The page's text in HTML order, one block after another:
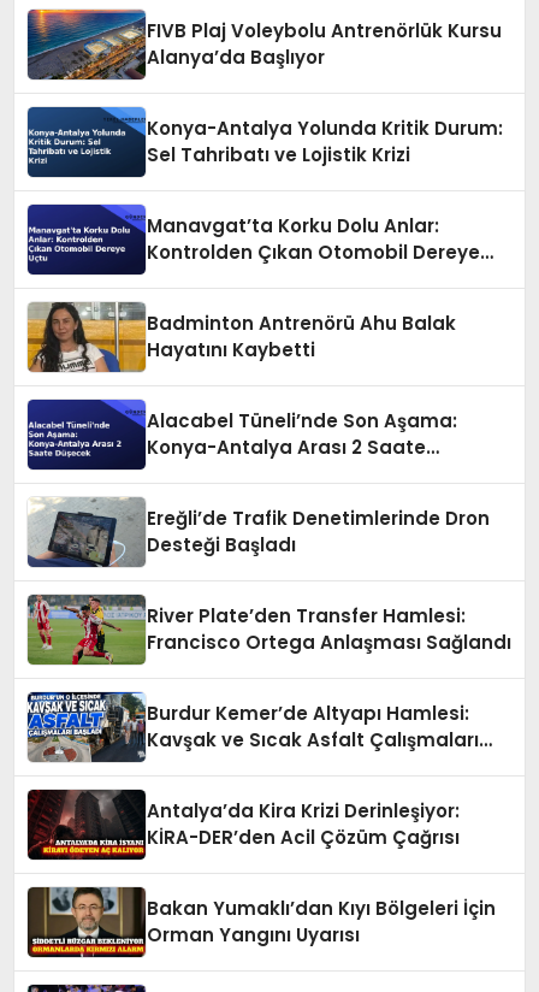
FIVB Plaj Voleybolu Antrenörlük Kursu
Alanya’da Başlıyor
Konya-Antalya Yolunda Kritik Durum:
Sel Tahribatı ve Lojistik Krizi
Manavgat’ta Korku Dolu Anlar:
Kontrolden Çıkan Otomobil Dereye
Badminton Antrenörü Ahu Balak
Hayatını Kaybetti
Alacabel Tüneli’nde Son Aşama:
Konya-Antalya Arası 2 Saate
Ereğli’de Trafik Denetimlerinde Dron
Desteği Başladı
River Plate’den Transfer Hamlesi:
Francisco Ortega Anlaşması Sağlandı
Burdur Kemer’de Altyapı Hamlesi:
Kavşak ve Sıcak Asfalt Çalışmaları
Antalya’da Kira Krizi Derinleşiyor:
KİRA-DER’den Acil Çözüm Çağrısı
Bakan Yumaklı’dan Kıyı Bölgeleri İçin
Orman Yangını Uyarısı